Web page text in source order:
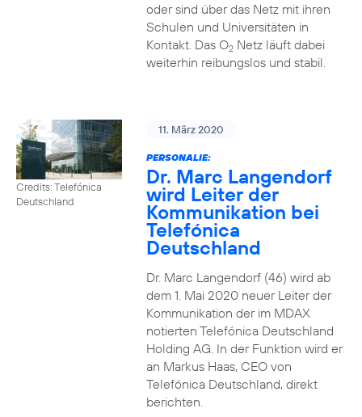
oder sind über das Netz mit ihren
Schulen und Universitäten in
Kontakt. Das O2Netz läuft dabei
weiterhin reibungslos und stabil.
Credits: Telefónica
Deutschland
11. März 2020
PERSONALIE:
Dr. Marc Langendorf
wird Leiter der
Kommunikation bei
Telefónica
Deutschland
Dr. Marc Langendorf (46) wird ab
dem 1. Mai 2020 neuer Leiter der
Kommunikation der im MDAX
notierten Telefónica Deutschland
Holding AG. In der Funktion wird er
an Markus Haas, CEO von
Telefónica Deutschland, direkt
berichten.